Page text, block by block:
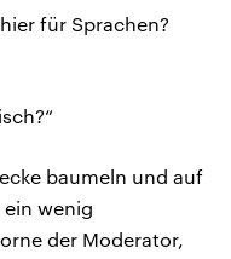
für Sprachen?
baumeln und auf
wenig
der Moderator,